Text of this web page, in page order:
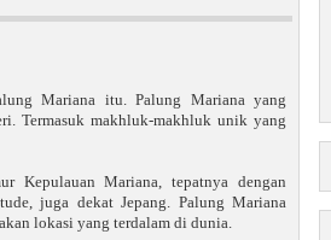
Mariana itu. Palung Mariana yang
Termasuk makhluk-makhluk unik yang
Kepulauan Mariana, tepatnya dengan
juga dekat Jepang. Palung Mariana
lokasi yang terdalam di dunia.